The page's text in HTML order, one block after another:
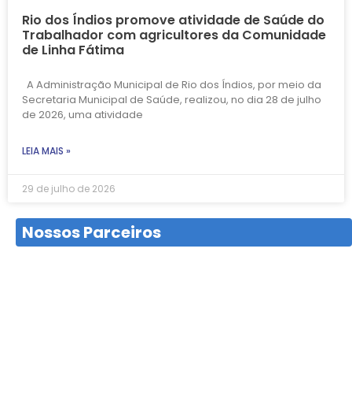
Rio dos Índios promove atividade de Saúde do
Trabalhador com agricultores da Comunidade
de Linha Fátima
A Administração Municipal de Rio dos Índios, por meio da
Secretaria Municipal de Saúde, realizou, no dia 28 de julho
de 2026, uma atividade
LEIA MAIS »
29 de julho de 2026
Nossos Parceiros